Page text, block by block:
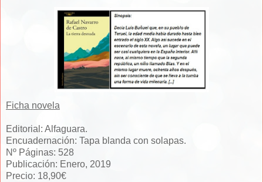
Ficha novela
Editorial: Alfaguara.
Encuadernación: Tapa blanda con solapas.
Nº Páginas: 528
Publicación: Enero, 2019
Precio: 18,90€